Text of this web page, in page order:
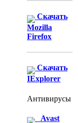
Скачать
Mozilla
Firefox
Скачать
IExplorer
Антивирусы
Avast